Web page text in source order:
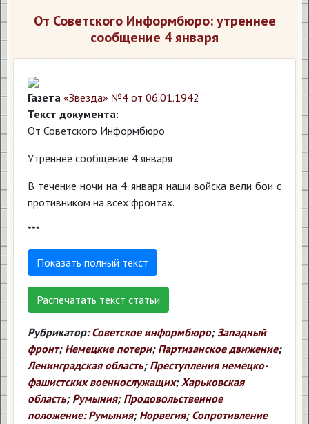
От Советского Информбюро: утреннее
сообщение 4 января
Газета «Звезда» №4 от 06.01.1942
Текст документа:
От Советского Информбюро
Утреннее сообщение 4 января
В течение ночи на 4 января наши войска вели бои с
противником на всех фронтах.
***
Показать полный текст
Распечатать текст статьи
Рубрикатор: Советское информбюро;Западный
фронт; Немецкие потери; Партизанское движение;
Ленинградская область; Преступления немецко-
фашистских военнослужащих;Харьковская
область; Румыния; Продовольственное
положение: Румыния; Норвегия; Сопротивление